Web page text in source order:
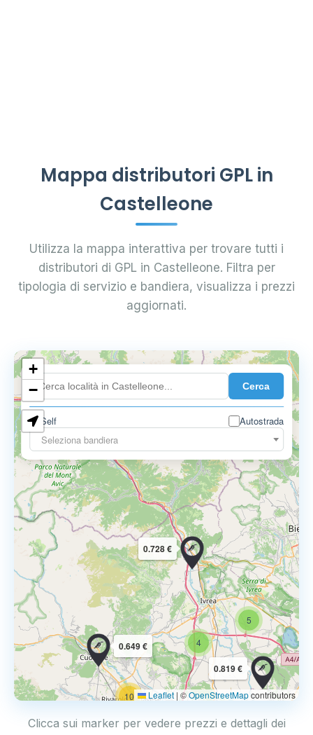
Mappa distributori GPL in
Castelleone
Utilizza la mappa interattiva per trovare tutti i
distributori di GPL in Castelleone. Filtra per
tipologia di servizio e bandiera, visualizza i prezzi
aggiornati.
Cerca
Self
Autostrada
Seleziona bandiera
10
4
5
0.819 €
0.649 €
0.728 €
0.899 €
+
−
Leaflet | ©OpenStreetMapcontributors
Clicca sui marker per vedere prezzi e dettagli dei